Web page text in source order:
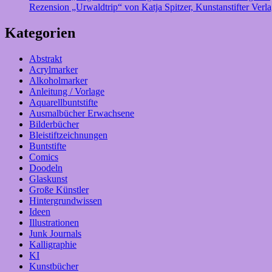
Rezension „Urwaldtrip“ von Katja Spitzer, Kunstanstifter
Kategorien
Abstrakt
Acrylmarker
Alkoholmarker
Anleitung / Vorlage
Aquarellbuntstifte
Ausmalbücher Erwachsene
Bilderbücher
Bleistiftzeichnungen
Buntstifte
Comics
Doodeln
Glaskunst
Große Künstler
Hintergrundwissen
Ideen
Illustrationen
Junk Journals
Kalligraphie
KI
Kunstbücher